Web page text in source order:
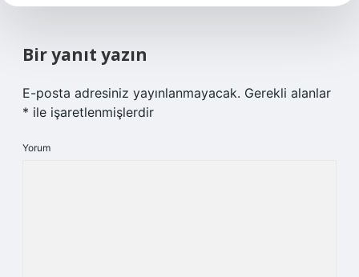
Bir yanıt yazın
E-posta adresiniz yayınlanmayacak. Gerekli alanlar
* ile işaretlenmişlerdir
Yorum